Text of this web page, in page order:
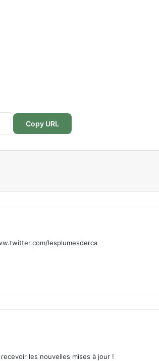
Copy URL
lesplumesderca
les nouvelles mises à jour !